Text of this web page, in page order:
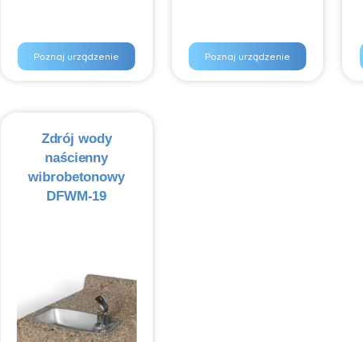
Poznaj urządzenie Poznaj urządzenie
Zdrój wody
naścienny
wibrobetonowy
DFWM-19